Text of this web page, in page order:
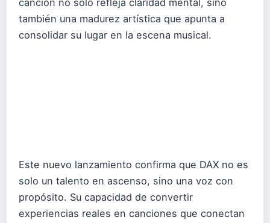
canción no solo refleja claridad mental, sino
también una madurez artística que apunta a
consolidar su lugar en la escena musical.
Este nuevo lanzamiento confirma que DAX no es
solo un talento en ascenso, sino una voz con
propósito. Su capacidad de convertir
experiencias reales en canciones que conectan